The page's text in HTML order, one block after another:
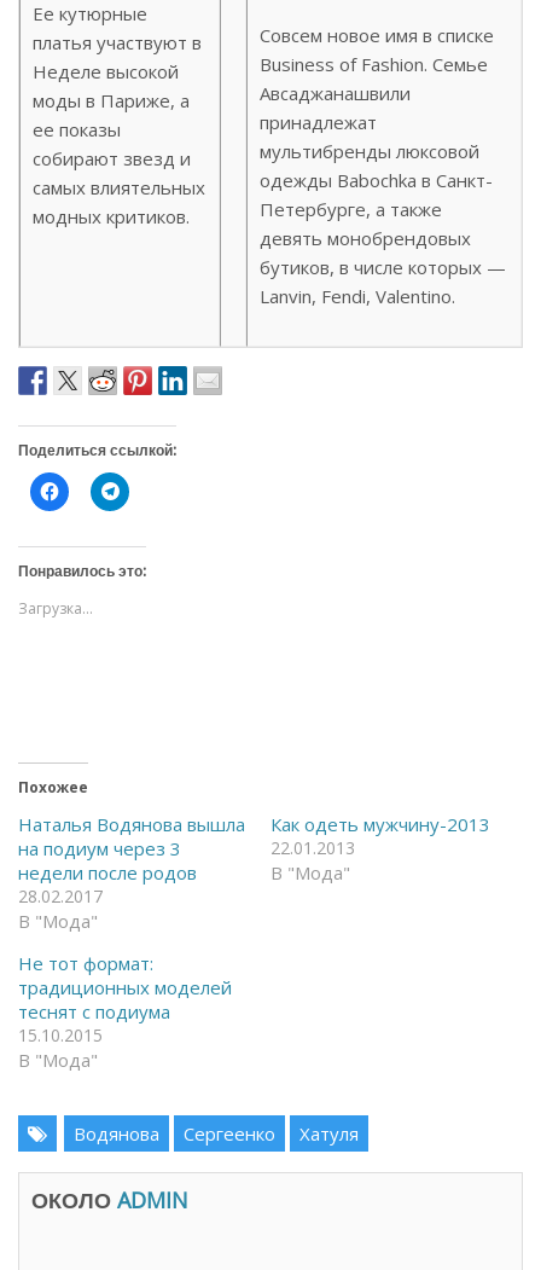
Ее кутюрные
платья участвуют в
Неделе высокой
моды в Париже, а
ее показы
собирают звезд и
самых влиятельных
модных критиков.
Совсем новое имя в списке
Business of Fashion. Семье
Авсаджанашвили
принадлежат
мультибренды люксовой
одежды Babochka в Санкт-
Петербурге, а также
девять монобрендовых
бутиков, в числе которых —
Lanvin, Fendi, Valentino.
Поделиться ссылкой:
Н
а
и
т
е
ч
т
ь
а
F
a
c
e
b
o
(
О
т
к
р
ы
в
а
с
в
о
в
о
Н
а
и
т
е
с
я
в
T
e
a
m
(
О
т
е
т
с
в
н
о
Понравилось это:
Загрузка...
Похожее
Наталья Водянова вышла
на подиум через 3
недели после родов
28.02.2017
В "Мода"
Как одеть мужчину-2013
22.01.2013
В "Мода"
Не тот формат:
традиционных моделей
теснят с подиума
15.10.2015
В "Мода"
Водянова Сергеенко Хатуля
ОКОЛО ADMIN